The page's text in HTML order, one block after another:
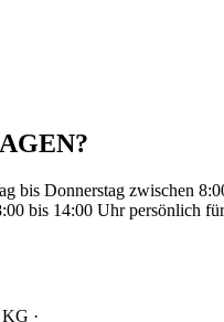
bis Donnerstag zwischen
bis 14:00 Uhr persönlich für
·